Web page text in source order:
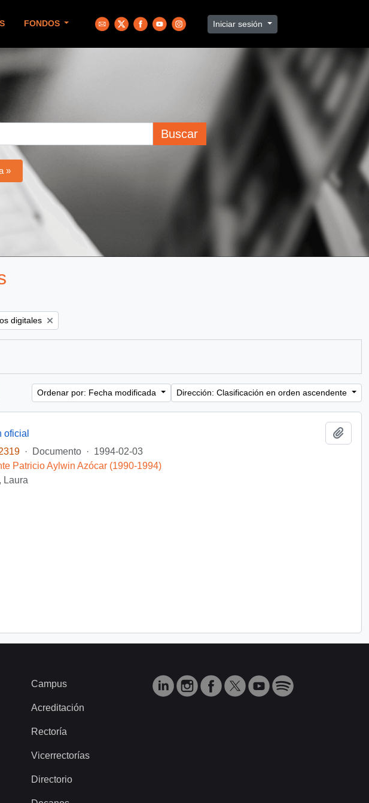
FONDOS Iniciar sesión
Buscar
»
digitales
Ordenar por: Fecha modificada Dirección: Clasificación en orden ascendente
oficial
· Documento · 1994-02-03
Patricio Aylwin Azócar (1990-1994)
Laura
Campus
Acreditación
Rectoría
Vicerrectorías
Directorio